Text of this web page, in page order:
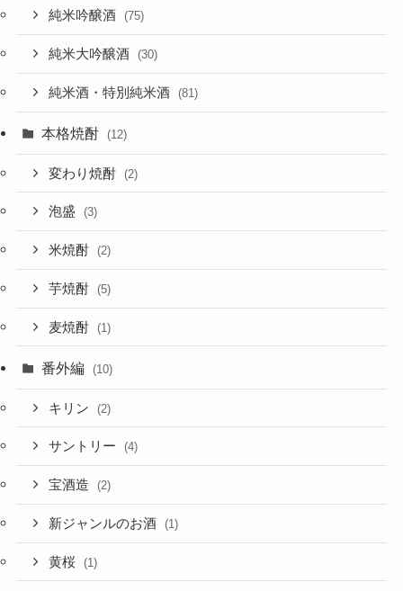
純米吟醸酒 (75)
純米大吟醸酒 (30)
純米酒・特別純米酒 (81)
本格焼酎 (12)
変わり焼酎 (2)
泡盛 (3)
米焼酎 (2)
芋焼酎 (5)
麦焼酎 (1)
番外編 (10)
キリン (2)
サントリー (4)
宝酒造 (2)
新ジャンルのお酒 (1)
黄桜 (1)